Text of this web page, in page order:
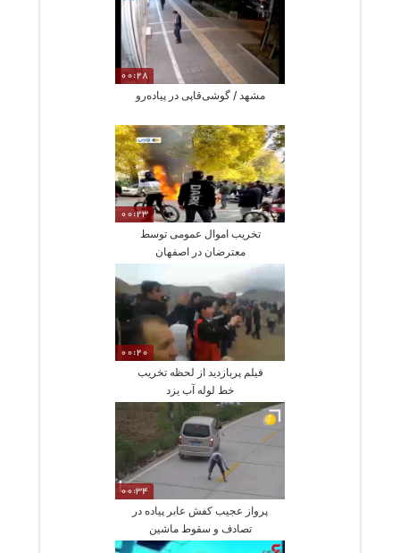
00:28
مشهد / گوشی‌قاپی در پیاده‌رو
00:23
تخریب اموال عمومی توسط
معترضان در اصفهان
00:20
فیلم پربازدید از لحظه تخریب
خط لوله آب یزد
00:34
پرواز عجیب کفش عابر پیاده در
تصادف و سقوط ماشین